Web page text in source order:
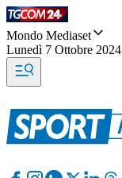
Mondo Mediaset
Lunedì 7 Ottobre 2024